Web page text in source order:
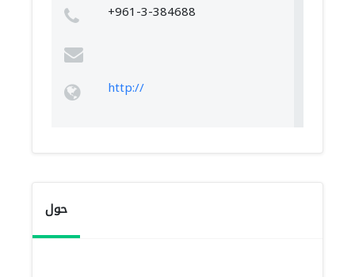
+961-3-384688
http://
حول